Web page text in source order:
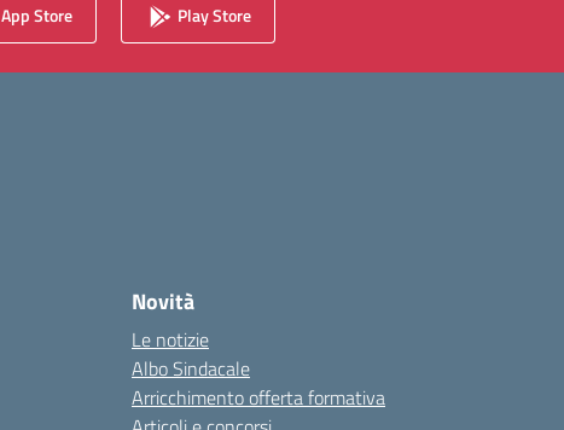
App Store Play Store
Novità
Le notizie
Albo Sindacale
Arricchimento offerta formativa